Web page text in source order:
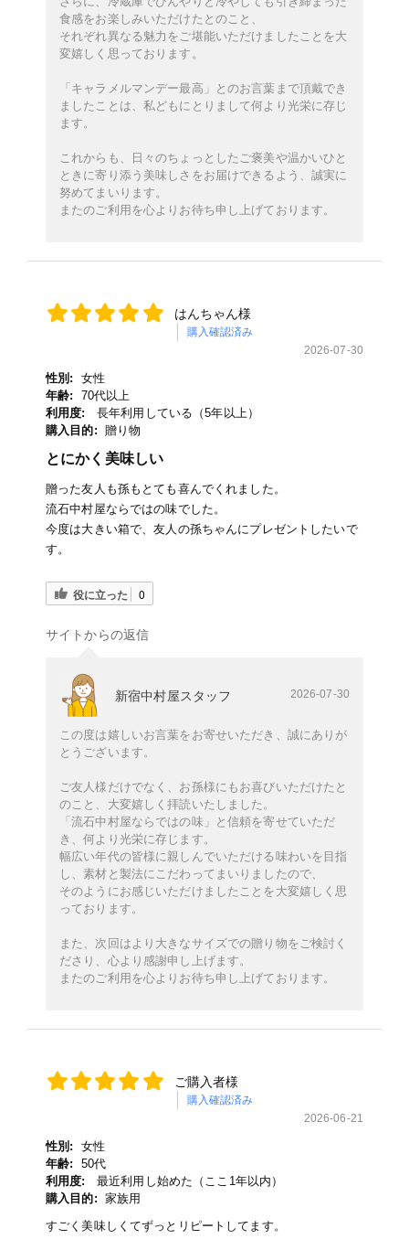
食感をお楽しみいただけたとのこと、
それぞれ異なる魅力をご堪能いただけましたことを大
変嬉しく思っております。
「キャラメルマンデー最高」とのお言葉まで頂戴でき
ましたことは、私どもにとりまして何より光栄に存じ
ます。
これからも、日々のちょっとしたご褒美や温かいひと
ときに寄り添う美味しさをお届けできるよう、誠実に
努めてまいります。
またのご利用を心よりお待ち申し上げております。
はんちゃん様
購入確認済み
2026-07-30
性別:
女性
年齢:
70代以上
利用度:
長年利用している（5年以上）
購入目的: 贈り物
とにかく美味しい
贈った友人も孫もとても喜んでくれました。
流石中村屋ならではの味でした。
今度は大きい箱で、友人の孫ちゃんにプレゼントしたいで
す。
役に立った 0
サイトからの返信
新宿中村屋スタッフ 2026-07-30
この度は嬉しいお言葉をお寄せいただき、誠にありが
とうございます。
ご友人様だけでなく、お孫様にもお喜びいただけたと
のこと、大変嬉しく拝読いたしました。
「流石中村屋ならではの味」と信頼を寄せていただ
き、何より光栄に存じます。
幅広い年代の皆様に親しんでいただける味わいを目指
し、素材と製法にこだわってまいりましたので、
そのようにお感じいただけましたことを大変嬉しく思
っております。
また、次回はより大きなサイズでの贈り物をご検討く
ださり、心より感謝申し上げます。
またのご利用を心よりお待ち申し上げております。
ご購入者様
購入確認済み
2026-06-21
性別:
女性
年齢:
50代
利用度:
最近利用し始めた（ここ1年以内）
購入目的: 家族用
すごく美味しくてずっとリピートしてます。